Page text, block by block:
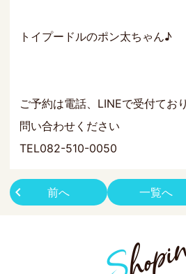
トイプードルのポン太ちゃん♪
ご予約は電話、LINEで受付てお
問い合わせください
TEL082-510-0050
前へ 一覧へ